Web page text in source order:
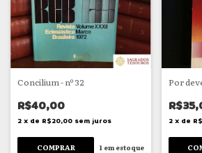
Concilium - nº 32
R$40,00
2 x de R$20,00 sem juros
1 em estoque
Por
2 x de